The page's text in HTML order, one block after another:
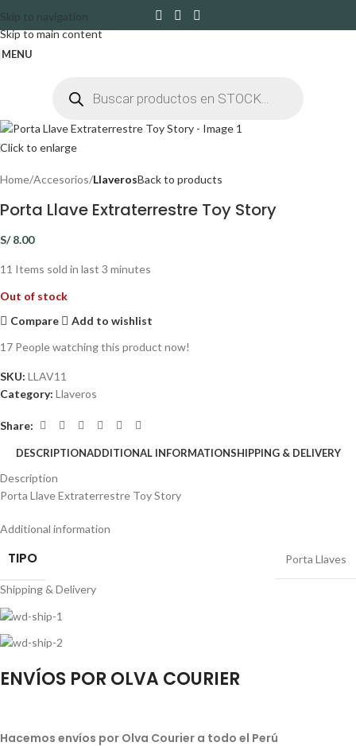
Skip to navigation
Skip to main content
MENU
Click to enlarge
Home Accesorios LlaverosBack to products
Porta Llave Extraterrestre Toy Story
S/8.00
11 Items sold in last 3 minutes
Out of stock
Compare
Add to wishlist
17 People watching this product now!
SKU: LLAV11
Category: Llaveros
Share:
DESCRIPTIONADDITIONAL INFORMATIONSHIPPING & DELIVERY
Description
Porta Llave Extraterrestre Toy Story
Additional information
TIPO Porta Llaves
Shipping & Delivery
ENVÍOS POR OLVA COURIER
Hacemos envíos por Olva Courier a todo el Perú